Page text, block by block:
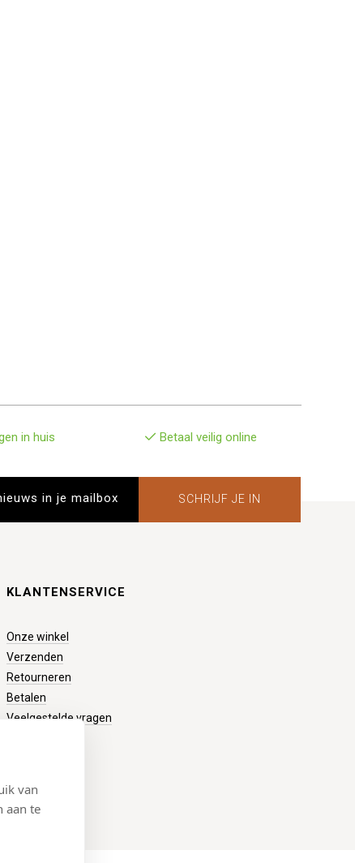
van
aan te
in huis Betaal veilig online
SCHRIJF JE IN
KLANTENSERVICE
Onze winkel
Verzenden
Retourneren
Betalen
Veelgestelde vragen